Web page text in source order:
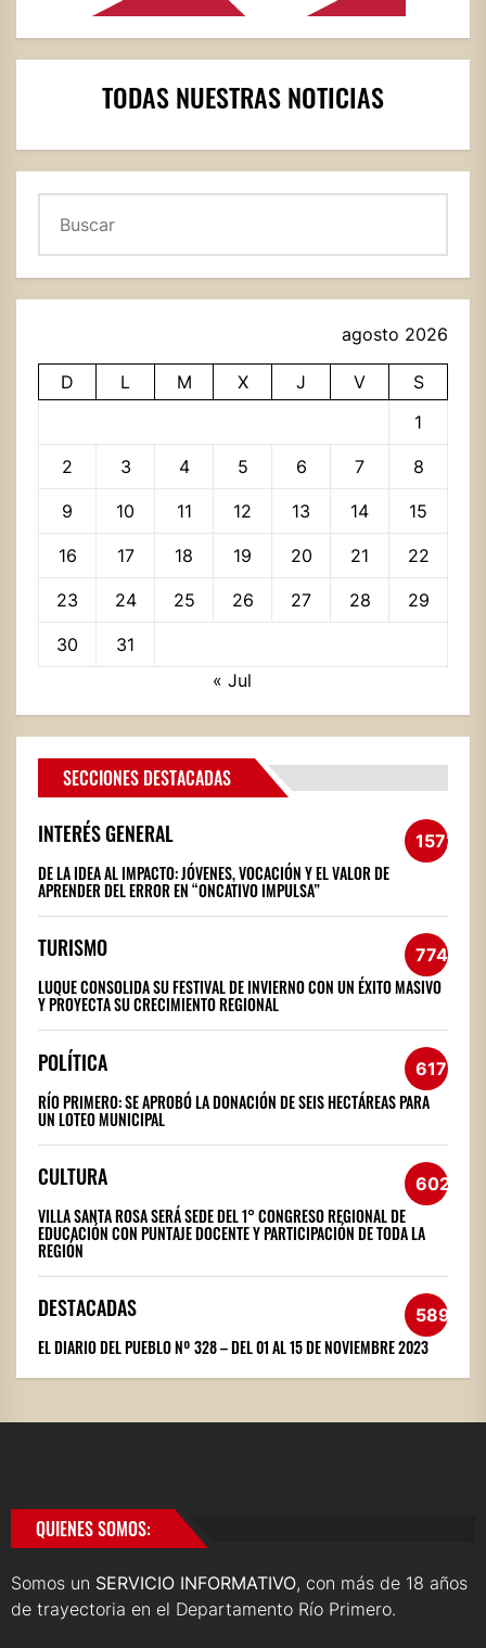
TODAS NUESTRAS NOTICIAS
agosto 2026
D L M X J V
S
1
2 3 4 5 6 7 8
9 10 11 12 13 14 15
16 17 18 19 20 21 22
23 24 25 26 27 28 29
30
31
« Jul
SECCIONES DESTACADAS
INTERÉS GENERAL 1572
DE LA IDEA AL IMPACTO: JÓVENES, VOCACIÓN Y EL VALOR DE
APRENDER DEL ERROR EN “ONCATIVO IMPULSA”
TURISMO 774
LUQUE CONSOLIDA SU FESTIVAL DE INVIERNO CON UN ÉXITO MASIVO
Y PROYECTA SU CRECIMIENTO REGIONAL
POLÍTICA 617
RÍO PRIMERO: SE APROBÓ LA DONACIÓN DE SEIS HECTÁREAS PARA
UN LOTEO MUNICIPAL
CULTURA 602
VILLA SANTA ROSA SERÁ SEDE DEL 1° CONGRESO REGIONAL DE
EDUCACIÓN CON PUNTAJE DOCENTE Y PARTICIPACIÓN DE TODA LA
REGIÓN
DESTACADAS 589
EL DIARIO DEL PUEBLO Nº 328 – DEL 01 AL 15 DE NOVIEMBRE 2023
QUIENES SOMOS:
Somos un SERVICIO INFORMATIVO, con más de 18 años
de trayectoria en el Departamento Río Primero.